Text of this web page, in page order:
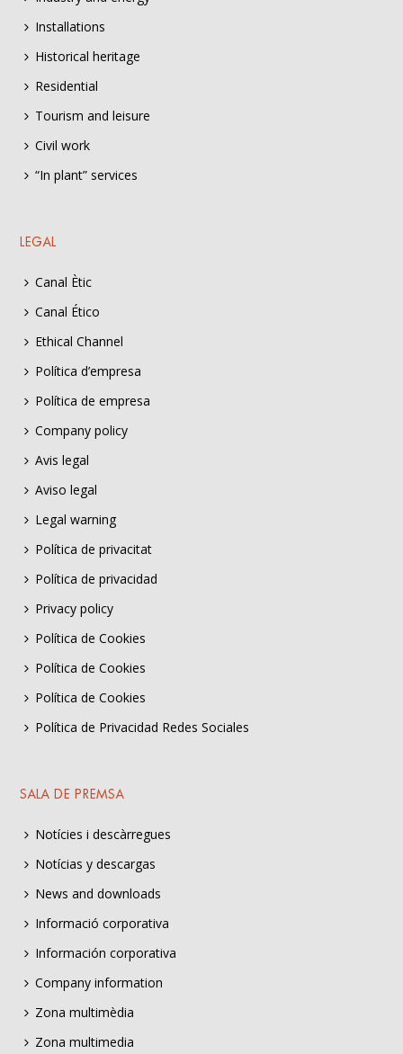
Installations
Historical heritage
Residential
Tourism and leisure
Civil work
“In plant” services
LEGAL
Canal Ètic
Canal Ético
Ethical Channel
Política d’empresa
Política de empresa
Company policy
Avis legal
Aviso legal
Legal warning
Política de privacitat
Política de privacidad
Privacy policy
Política de Cookies
Política de Cookies
Política de Cookies
Política de Privacidad Redes Sociales
SALA DE PREMSA
Notícies i descàrregues
Notícias y descargas
News and downloads
Informació corporativa
Información corporativa
Company information
Zona multimèdia
Zona multimedia